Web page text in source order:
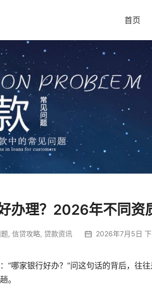
首页
办理？2026年不同资
, 信贷攻略, 贷款资讯 2026年7月5日
“哪家银行好办？”问这句话的背后，往
。